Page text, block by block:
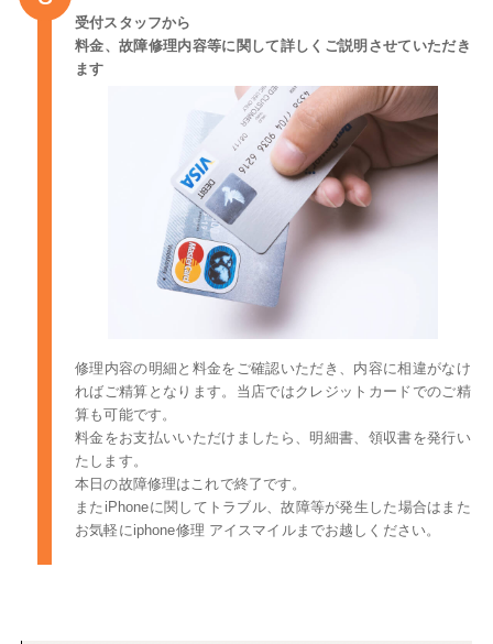
受付スタッフから
料金、故障修理内容等に関して詳しくご説明させていただき
ます
修理内容の明細と料金をご確認いただき、内容に相違がなけ
ればご精算となります。当店ではクレジットカードでのご精
算も可能です。
料金をお支払いいただけましたら、明細書、領収書を発行い
たします。
本日の故障修理はこれで終了です。
またiPhoneに関してトラブル、故障等が発生した場合はまた
お気軽にiphone修理 アイスマイルまでお越しください。